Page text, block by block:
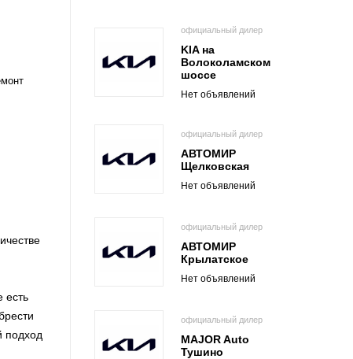
есть
подход
официальный дилер
KIA на
Волоколамском
шоссе
Нет объявлений
официальный дилер
АВТОМИР
Щелковская
Нет объявлений
официальный дилер
АВТОМИР
Крылатское
Нет объявлений
официальный дилер
MAJOR Auto
Тушино